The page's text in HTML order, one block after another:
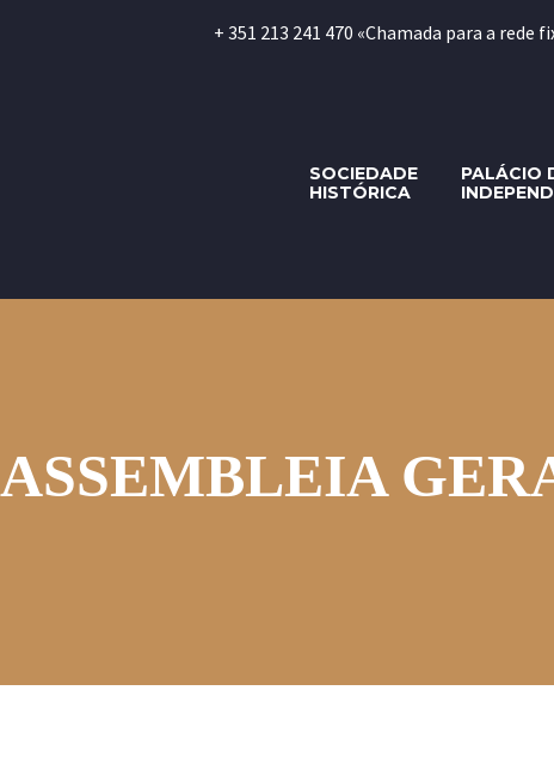
+ 351 213 241 470 «Chamada para a rede
SOCIEDADE
HISTÓRICA
PALÁCIO
ASSEMBLEIA